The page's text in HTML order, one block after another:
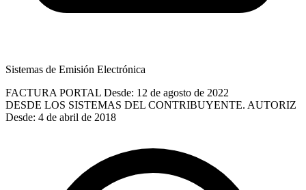
Sistemas de Emisión Electrónica
FACTURA PORTAL Desde: 12 de agosto de 2022
DESDE LOS SISTEMAS DEL CONTRIBUYENTE. AUTORIZ
Desde: 4 de abril de 2018